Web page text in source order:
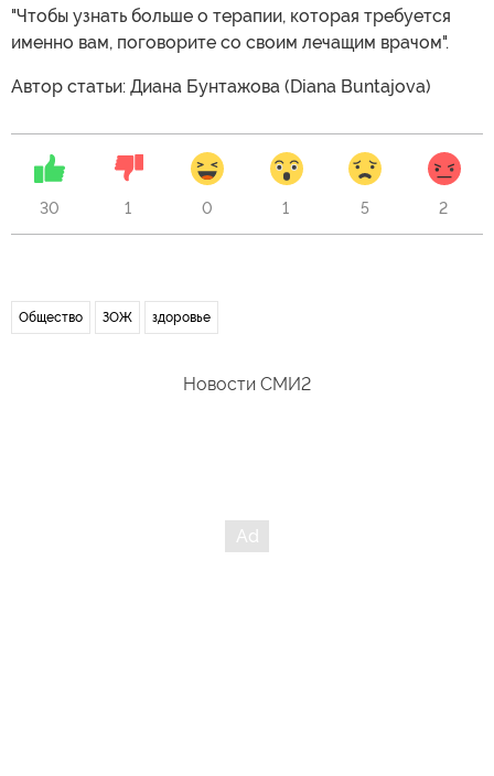
"Чтобы узнать больше о терапии, которая требуется
именно вам, поговорите со своим лечащим врачом".
Автор статьи: Диана Бунтажова (Diana Buntajova)
30 1 0 1 5 2
Общество ЗОЖ здоровье
Новости СМИ2